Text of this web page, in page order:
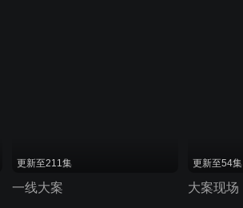
更新至211集
一线大案
更新至54集
大案现场